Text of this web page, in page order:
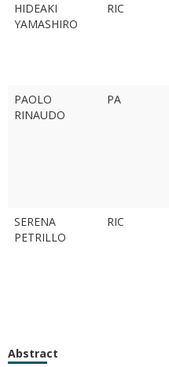
HIDEAKI
YAMASHIRO
RIC
PAOLO
RINAUDO
PA
SERENA
PETRILLO
RIC
Abstract